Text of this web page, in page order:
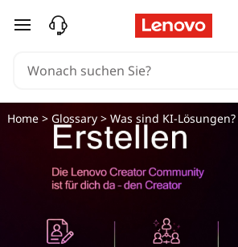
W
s
zum Hauptinhalt springen
Home> Glossary> Was sind KI-Lösungen?